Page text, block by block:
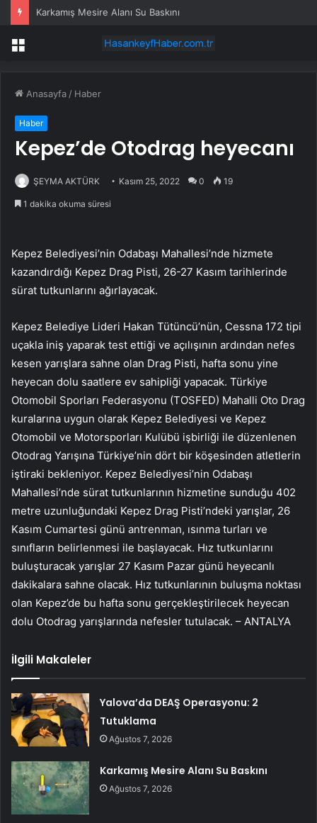
Karkamış Mesire Alanı Su Baskını
Menü
Anasayfa / Haber
Haber
Kepez’de Otodrag heyecanı
ŞEYMA AKTÜRK Kasım 25, 2022 0 19
1 dakika okuma süresi
Kepez Belediyesi’nin Odabaşı Mahallesi’nde hizmete
kazandırdığı Kepez Drag Pisti, 26-27 Kasım tarihlerinde
sürat tutkunlarını ağırlayacak.
Kepez Belediye Lideri Hakan Tütüncü’nün, Cessna 172 tipi
uçakla iniş yaparak test ettiği ve açılışının ardından nefes
kesen yarışlara sahne olan Drag Pisti, hafta sonu yine
heyecan dolu saatlere ev sahipliği yapacak. Türkiye
Otomobil Sporları Federasyonu (TOSFED) Mahalli Oto Drag
kuralarına uygun olarak Kepez Belediyesi ve Kepez
Otomobil ve Motorsporları Kulübü işbirliği ile düzenlenen
Otodrag Yarışına Türkiye’nin dört bir köşesinden atletlerin
iştiraki bekleniyor. Kepez Belediyesi’nin Odabaşı
Mahallesi’nde sürat tutkunlarının hizmetine sunduğu 402
metre uzunluğundaki Kepez Drag Pisti’ndeki yarışlar, 26
Kasım Cumartesi günü antrenman, ısınma turları ve
sınıfların belirlenmesi ile başlayacak. Hız tutkunlarını
buluşturacak yarışlar 27 Kasım Pazar günü heyecanlı
dakikalara sahne olacak. Hız tutkunlarının buluşma noktası
olan Kepez’de bu hafta sonu gerçekleştirilecek heyecan
dolu Otodrag yarışlarında nefesler tutulacak. – ANTALYA
İlgili Makaleler
Yalova’da DEAŞ Operasyonu: 2
Tutuklama
Ağustos 7, 2026
Karkamış Mesire Alanı Su Baskını
Ağustos 7, 2026